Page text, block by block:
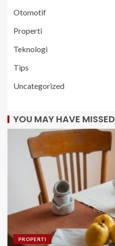
Otomotif
Properti
Teknologi
Tips
Uncategorized
YOU MAY HAVE MISSED
PROPERTI